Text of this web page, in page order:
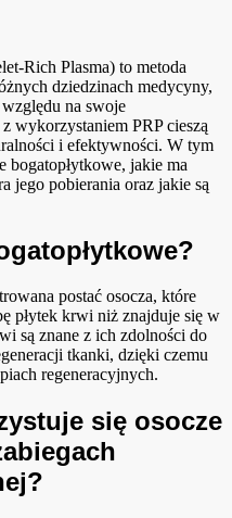
Rich Plasma) to metoda
dziedzinach medycyny,
na swoje
wykorzystaniem PRP cieszą
i efektywności. W tym
bogatopłytkowe, jakie ma
jego pobierania oraz jakie są
postać osocza, które
płytek krwi niż znajduje się w
są znane z ich zdolności do
tkanki, dzięki czemu
regeneracyjnych.
się osocze